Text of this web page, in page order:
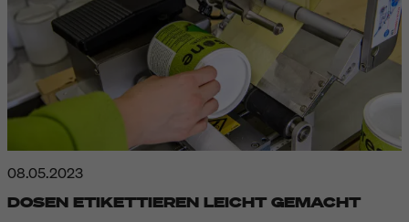
08.05.2023
DOSEN ETIKETTIEREN LEICHT GEMACHT